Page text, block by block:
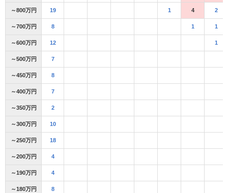
～800万円 19 1 4 2
～700万円 8 1 1
～600万円 12 1
～500万円 7
～450万円 8
～400万円 7
～350万円 2
～300万円 10
～250万円 18
～200万円 4
～190万円 4
～180万円 8